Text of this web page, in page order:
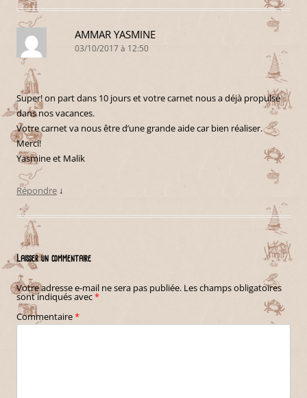
AMMAR YASMINE
03/10/2017 à 12:50
Super! on part dans 10 jours et votre carnet nous a déjà propulsé
dans nos vacances.
Votre carnet va nous être d’une grande aide car bien réaliser.
Merci!
Yasmine et Malik
Répondre ↓
Laisser un commentaire
Votre adresse e-mail ne sera pas publiée. Les champs obligatoires
sont indiqués avec*
Commentaire*